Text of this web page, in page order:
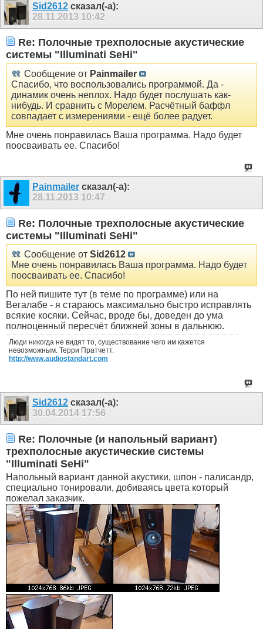
Sid2612 сказал(-а):
28.11.2013 10:42
Re: Полочные трехполосные акустические
системы "Illuminati SeHi"
Сообщение от Painmailer
Спасибо, что воспользовались программой. Да -
динамик очень неплох. Надо будет послушать как-
нибудь. И сравнить с Морелем. Расчётный баффл
совпадает с измерениями - ещё более радует.
Мне очень понравилась Ваша программа. Надо будет
поосваивать ее. Спасибо!
Painmailer сказал(-а):
28.11.2013 10:47
Re: Полочные трехполосные акустические
системы "Illuminati SeHi"
Сообщение от Sid2612
Мне очень понравилась Ваша программа. Надо будет
поосваивать ее. Спасибо!
По ней пишите тут (в теме по программе) или на
Вегалабе - я стараюсь максимально быстро исправлять
всякие косяки. Сейчас, вроде бы, доведен до ума
полноценный пересчёт ближней зоны в дальнюю.
Люди никогда не видят то, существование чего им кажется
невозможным. Терри Пратчетт.
http://www.audiostandart.com
Sid2612 сказал(-а):
30.04.2014 17:56
Re: Полочные (и напольный вариант)
трехполосные акустические системы
"Illuminati SeHi"
Напольный вариант данной акустики, шпон - палисандр,
специально тонировали, добиваясь цвета который
пожелал заказчик.